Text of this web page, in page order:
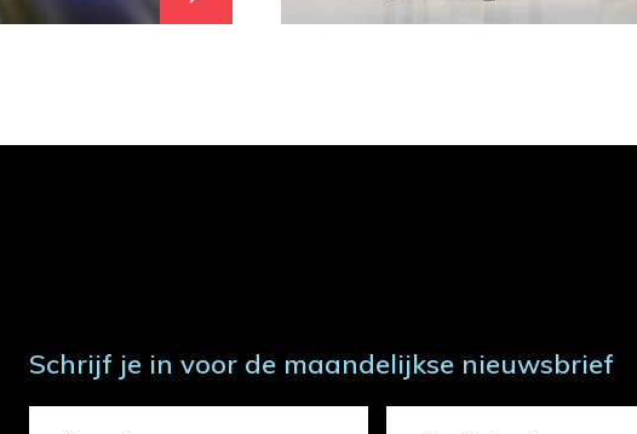
Schrijf je in voor de maandelijkse nieuwsbrief